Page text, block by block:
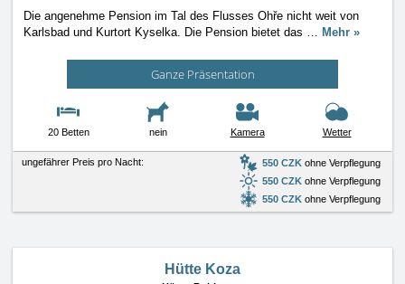
Die angenehme Pension im Tal des Flusses Ohře nicht weit von
Karlsbad und Kurtort Kyselka. Die Pension bietet das … Mehr »
Ganze Präsentation
20 Betten nein Kamera Wetter
ungefährer Preis pro Nacht: 550 CZK ohne Verpflegung
550 CZK ohne Verpflegung
550 CZK ohne Verpflegung
Hütte Koza